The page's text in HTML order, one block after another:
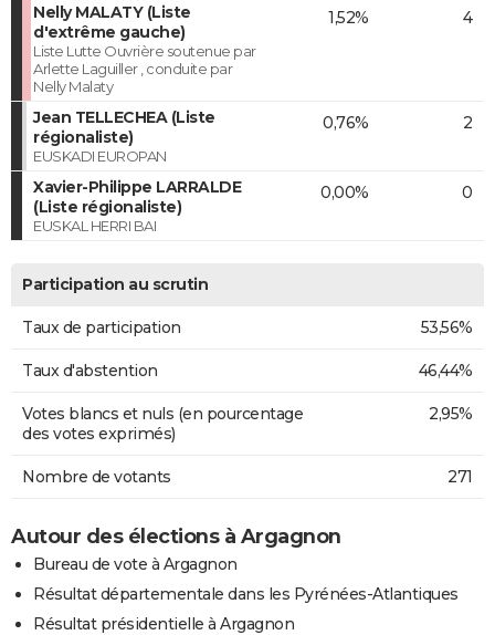
Nelly MALATY (Liste
d'extrême gauche)
Liste Lutte Ouvrière soutenue par
Arlette Laguiller , conduite par
Nelly Malaty
1,52% 4
Jean TELLECHEA (Liste
régionaliste)
EUSKADI EUROPAN
0,76% 2
Xavier-Philippe LARRALDE
(Liste régionaliste)
EUSKAL HERRI BAI
0,00% 0
Participation au scrutin
Taux de participation 53,56%
Taux d'abstention 46,44%
Votes blancs et nuls (en pourcentage
des votes exprimés)
2,95%
Nombre de votants 271
Autour des élections à Argagnon
Bureau de vote à Argagnon
Résultat départementale dans les Pyrénées-Atlantiques
Résultat présidentielle à Argagnon